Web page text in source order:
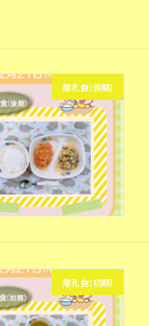
離乳食(後期)
離乳食(初期)